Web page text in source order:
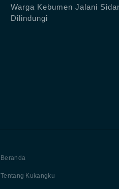
Warga Kebumen Jalani
Dilindungi
Beranda
Tentang Kukangku